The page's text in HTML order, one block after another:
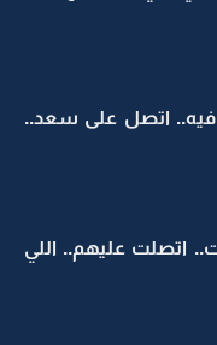
فيه.. اتصل على سعد..
اتصلت عليهم.. اللي